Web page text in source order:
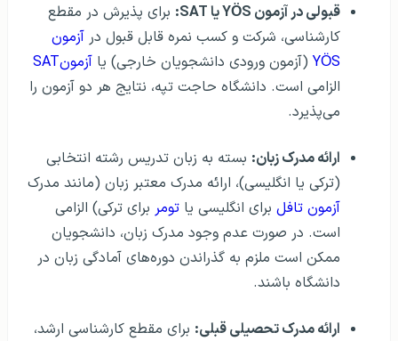
قبولی در آزمون YÖS یا SAT:
برای پذیرش در مقطع
کارشناسی، شرکت و کسب نمره قابل قبول در آزمون
YÖS (آزمون ورودی دانشجویان خارجی) یا آزمونSAT
الزامی است. دانشگاه حاجت تپه، نتایج هر دو آزمون را
می‌پذیرد.
ارائه مدرک زبان: بسته به زبان تدریس رشته انتخابی
(ترکی یا انگلیسی)، ارائه مدرک معتبر زبان (مانند مدرک
آزمون تافل برای انگلیسی یا تومر برای ترکی) الزامی
است. در صورت عدم وجود مدرک زبان، دانشجویان
ممکن است ملزم به گذراندن دوره‌های آمادگی زبان در
دانشگاه باشند.
ارائه مدرک تحصیلی قبلی: برای مقطع کارشناسی ارشد،